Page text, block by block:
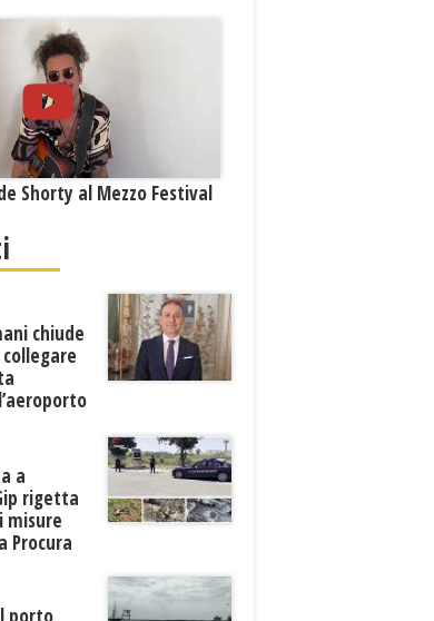
Shorty al Mezzo Festival
chiude
a
rigetta
misure
Procura